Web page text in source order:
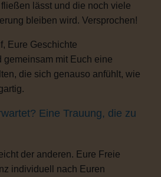
lässt und die noch viele
bleiben wird. Versprochen!
Eure Geschichte
gemeinsam mit Euch eine
die sich genauso anfühlt, wie
Eine Trauung, die zu
der anderen. Eure Freie
individuell nach Euren